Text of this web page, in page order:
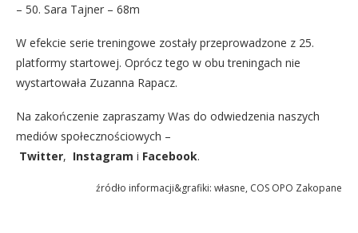
– 50. Sara Tajner – 68m
W efekcie serie treningowe zostały przeprowadzone z 25.
platformy startowej. Oprócz tego w obu treningach nie
wystartowała Zuzanna Rapacz.
Na zakończenie zapraszamy Was do odwiedzenia naszych
mediów społecznościowych –
Twitter, Instagram i Facebook.
źródło informacji&grafiki: własne, COS OPO Zakopane